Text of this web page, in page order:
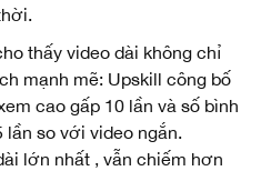
thấy video dài không chỉ
mạnh mẽ: Upskill công bố
cao gấp 10 lần và số bình
lần so với video ngắn.
lớn nhất , vẫn chiếm hơn